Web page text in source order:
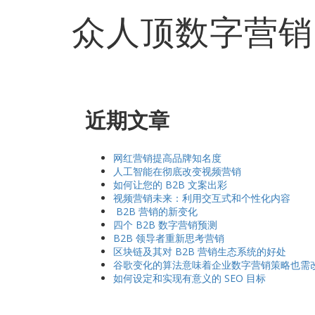
众人顶数字营销
近期文章
网红营销提高品牌知名度
人工智能在彻底改变视频营销
如何让您的 B2B 文案出彩
视频营销未来：利用交互式和个性化内容
B2B 营销的新变化
四个 B2B 数字营销预测
B2B 领导者重新思考营销
区块链及其对 B2B 营销生态系统的好处
谷歌变化的算法意味着企业数字营销策略也需
如何设定和实现有意义的 SEO 目标